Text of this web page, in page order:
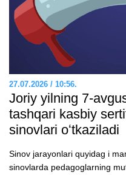
27.07.2026 / 10:56.
Joriy yilning 7-
tashqari kasbiy
sinovlari oʻtkaziladi
Sinov jarayonlari quyidag i
sinovlarda pedagoglarning